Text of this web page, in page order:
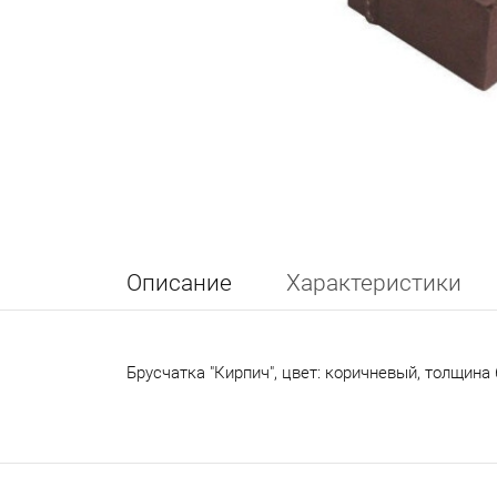
Описание Характеристики
Брусчатка "Кирпич", цвет: коричневый,